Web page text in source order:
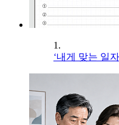
1.
‘내게 맞는 일